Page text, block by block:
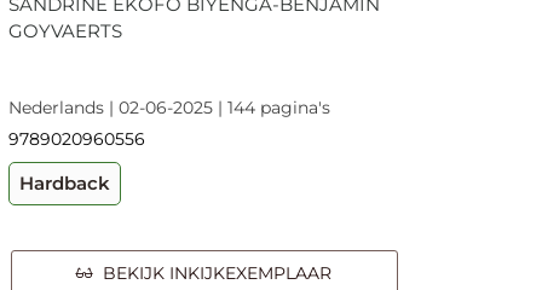
SANDRINE EKOFO BIYENGA-BENJAMIN
GOYVAERTS
Nederlands | 02-06-2025 | 144 pagina's
9789020960556
Hardback
BEKIJK INKIJKEXEMPLAAR